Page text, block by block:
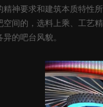
神要求和建筑本质特性
的，选料上乘、工艺
的吧台风貌。